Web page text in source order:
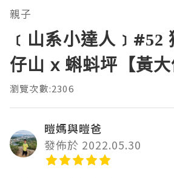
親子
﹝山系小達人﹞#52
仔山 x 蝌蚪坪【黃大
瀏覽次數:2306
暟媽與暟爸
發佈於 2022.05.30